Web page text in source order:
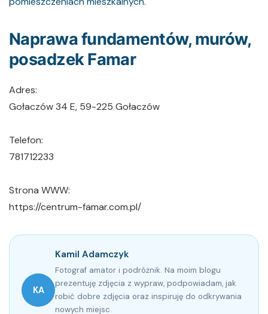
Naprawa fundamentów, murów,
posadzek Famar
Adres:
Gołaczów 34 E, 59-225 Gołaczów
Telefon:
781712233
Strona WWW:
https://centrum-famar.com.pl/
KA
Kamil Adamczyk
Fotograf amator i podróżnik. Na moim blogu
prezentuję zdjęcia z wypraw, podpowiadam, jak
robić dobre zdjęcia oraz inspiruję do odkrywania
nowych miejsc.